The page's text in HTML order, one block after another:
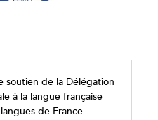
soutien de la Délégation
à la langue française
de France